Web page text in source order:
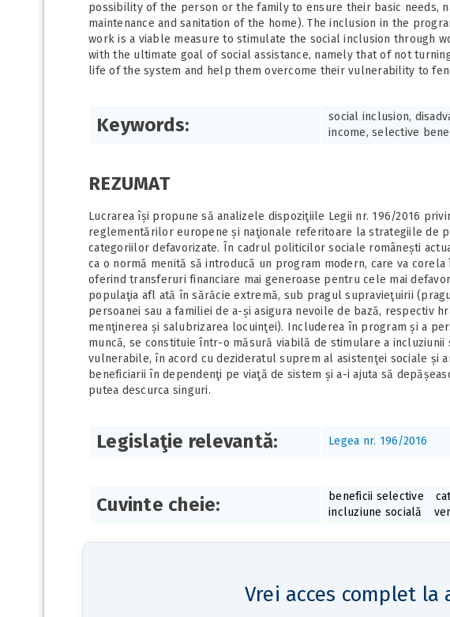
possibility of the person or the family to ensure their basic needs,
maintenance and sanitation of the home). The inclusion in the
work is a viable measure to stimulate the social inclusion through
with the ultimate goal of social assistance, namely that of not
life of the system and help them overcome their vulnerability to
Keywords:
social inclusion,
income, selective
REZUMAT
Lucrarea își propune să analizele dispoziţiile Legii nr. 196/2016
reglementărilor europene și naţionale referitoare la strategiile de
categoriilor defavorizate. În cadrul politicilor sociale românești
ca o normă menită să introducă un program modern, care va
oferind transferuri financiare mai generoase pentru cele mai
populaţia afl ată în sărăcie extremă, sub pragul supravieţuirii
persoanei sau a familiei de a-și asigura nevoile de bază, respectiv
menţinerea și salubrizarea locuinţei). Includerea în program și a
muncă, se constituie într-o măsură viabilă de stimulare a
vulnerabile, în acord cu dezideratul suprem al asistenţei sociale și
beneficiarii în dependenţi pe viaţă de sistem și a-i ajuta să
putea descurca singuri.
Legislaţie relevantă: Legea nr. 196/2016
Cuvinte cheie: beneficii selective
incluziune socială
Vrei acces complet la